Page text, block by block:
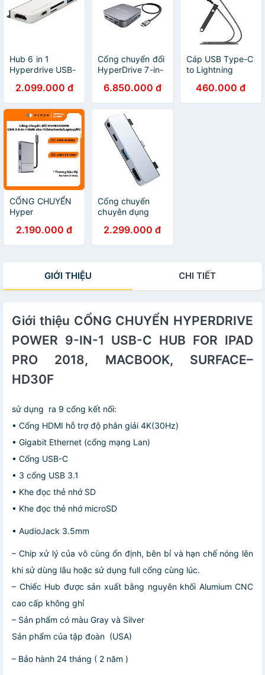
Hub 6 in 1
Hyperdrive USB-
2018 và thiết bị
dùng cổng USB-
C - HD319A -
Hàng chính hãng
2.099.000 đ
Cổng chuyển đổi
HyperDrive 7-in-
Thunderbolt 3
Mobile Dock Hub
HDTB3TD - Hàng
chính hãng
6.850.000 đ
Cáp USB Type-C
to Lightning
Touch 20W 1m
MFI HD-CLB513
460.000 đ
CỔNG CHUYỂN
Hyper
6-IN-1 FOR
MACBOOK, IPAD
Hàng chính hãng
2.190.000 đ
Cổng chuyển
chuyên dụng
4-in-1 USB-C
Hub - (HD-
2.299.000 đ
GIỚI THIỆU CHI TIẾT
Giới thiệu CỔNG CHUYỂN HYPERDRIVE
POWER 9-IN-1 USB-C HUB FOR IPAD
PRO 2018, MACBOOK, SURFACE–
HD30F
sử dụng ra 9 cổng kết nối:
• Cổng HDMI hỗ trợ độ phân giải 4K(30Hz)
• Gigabit Ethernet (cổng mạng Lan)
• Cổng USB-C
• 3 cổng USB 3.1
• Khe đọc thẻ nhớ SD
• Khe đọc thẻ nhớ microSD
• AudioJack 3.5mm
– Chip xử lý của vô cùng ổn định, bên bỉ và hạn chế nóng lên
khi sử dùng lâu hoặc sử dụng full cổng cùng lúc.
– Chiếc Hub được sản xuất bằng nguyên khối Alumium CNC
cao cấp không ghỉ
– Sản phẩm có màu Gray và Silver
Sản phẩm của tập đoàn (USA)
– Bảo hành 24 tháng ( 2 năm )